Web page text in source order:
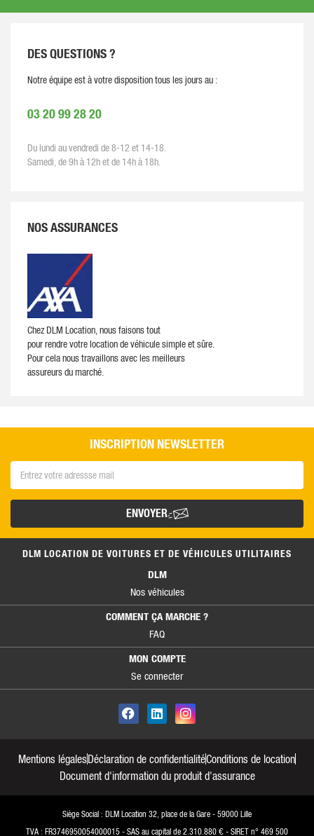
DES QUESTIONS ?
Notre équipe est à votre disposition tous les jours au :
03 20 99 28 20
Du lundi au vendredi de 8-12 et 14-18.
Samedi, de 9h à 12h et de 14h à 18h.
NOS ASSURANCES
Chez DLM Location, nous faisons tout
pour rendre votre location de véhicule simple et sûre.
Pour cela nous travaillons avec les meilleurs
assureurs du marché.​
INSCRIPTION NEWSLETTER
ENVOYER
DLM LOCATION DE VOITURES ET DE VÉHICULES UTILITAIRES
DLM
Nos véhicules
COMMENT ÇA MARCHE ?
FAQ
MON COMPTE
Se connecter
Mentions légales Déclaration de confidentialitéConditions de location
Document d'information du produit d'assurance
Siège Social : DLM Location 32, place de la Gare - 59000 Lille
TVA : FR3746950054000015 - SAS au capital de 2.310.880 € - SIRET n° 469 500